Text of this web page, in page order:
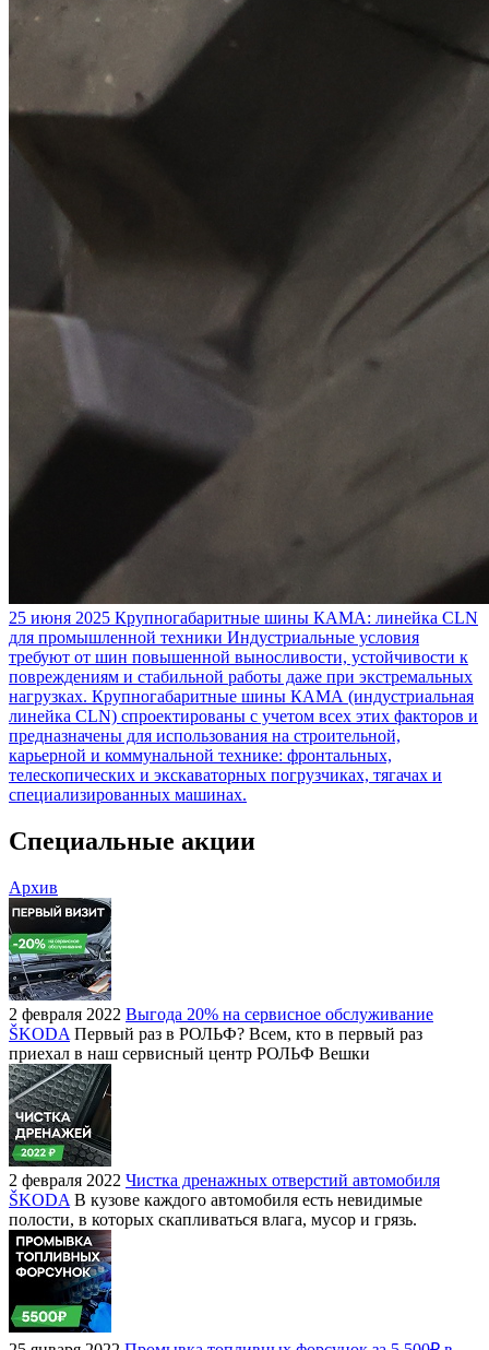
25 июня 2025 Крупногабаритные шины КАМА: линейка CLN
для промышленной техники Индустриальные условия
требуют от шин повышенной выносливости, устойчивости к
повреждениям и стабильной работы даже при экстремальных
нагрузках. Крупногабаритные шины КАМА (индустриальная
линейка CLN) спроектированы с учетом всех этих факторов и
предназначены для использования на строительной,
карьерной и коммунальной технике: фронтальных,
телескопических и экскаваторных погрузчиках, тягачах и
специализированных машинах.
Специальные акции
Архив
2 февраля 2022 Выгода 20% на сервисное обслуживание
ŠKODA Первый раз в РОЛЬФ? Всем, кто в первый раз
приехал в наш сервисный центр РОЛЬФ Вешки
2 февраля 2022 Чистка дренажных отверстий автомобиля
ŠKODA В кузове каждого автомобиля есть невидимые
полости, в которых скапливаться влага, мусор и грязь.